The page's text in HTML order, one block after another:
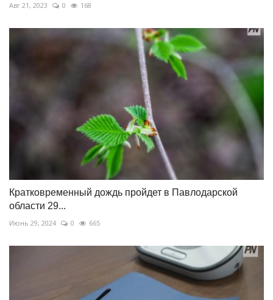
Авг 21, 2023 0 168
Кратковременный дождь пройдет в Павлодарской
области 29...
Июнь 29, 2024 0 665